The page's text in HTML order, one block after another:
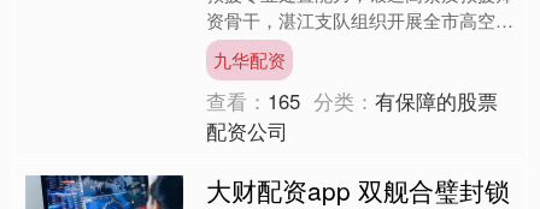
资骨干，湛江支队组织开展全市高空绳
索救援技术实训班暨“蓝空砺剑・
2026”高空救援实战演练，....
九华配资
查看： 165 分类：有保障的股票
配资公司
大财配资app 双舰合璧封锁